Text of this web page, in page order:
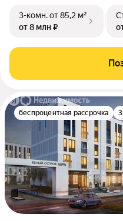
3-комн.от 85,2 м²
от 8 млн ₽
беспроцентная рассрочка